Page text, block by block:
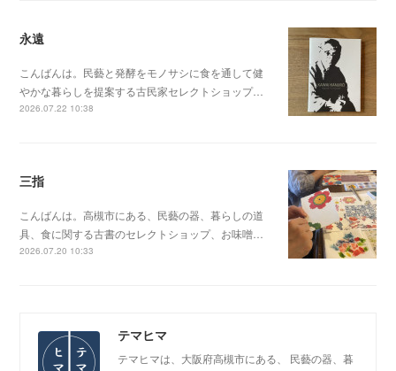
永遠
こんばんは。民藝と発酵をモノサシに食を通して健
やかな暮らしを提案する古民家セレクトショップ…
2026.07.22 10:38
三指
こんばんは。高槻市にある、民藝の器、暮らしの道
具、食に関する古書のセレクトショップ、お味噌…
2026.07.20 10:33
テマヒマ
テマヒマは、大阪府高槻市にある、 民藝の器、暮